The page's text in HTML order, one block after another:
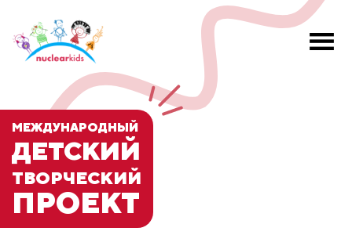
МЕЖДУНАРОДНЫЙ
ДЕТСКИЙ
ТВОРЧЕСКИЙ
ПРОЕКТ